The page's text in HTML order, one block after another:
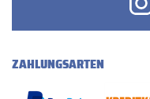
ZAHLUNGSARTEN